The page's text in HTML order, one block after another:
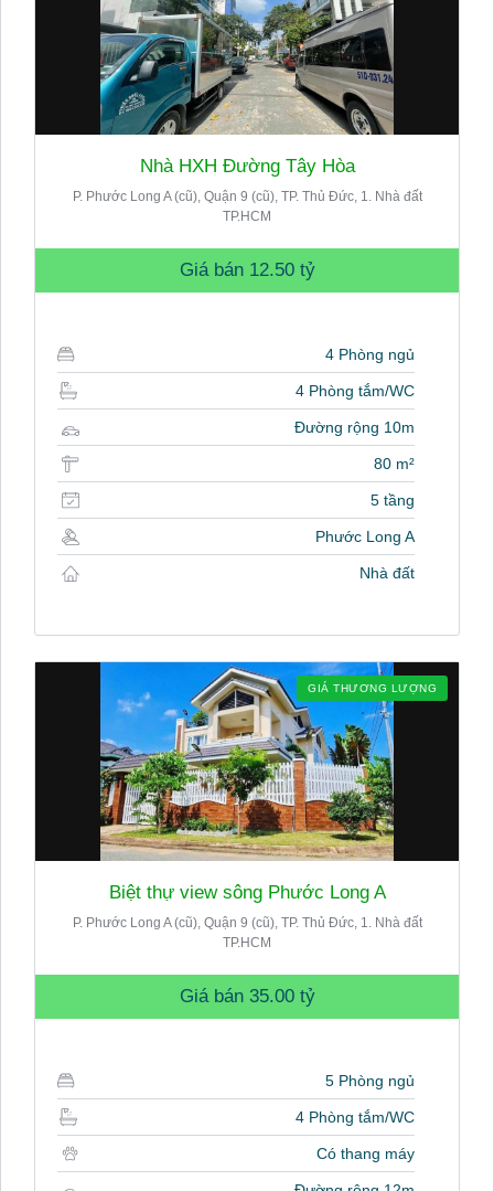
Nhà HXH Đường Tây Hòa
P. Phước Long A (cũ), Quận 9 (cũ), TP. Thủ Đức, 1. Nhà đất
TP.HCM
Giá bán 12.50 tỷ
4 Phòng ngủ
4 Phòng tắm/WC
Đường rộng 10m
80 m²
5 tầng
Phước Long A
Nhà đất
GIÁ THƯƠNG LƯỢNG
Biệt thự view sông Phước Long A
P. Phước Long A (cũ), Quận 9 (cũ), TP. Thủ Đức, 1. Nhà đất
TP.HCM
Giá bán 35.00 tỷ
5 Phòng ngủ
4 Phòng tắm/WC
Có thang máy